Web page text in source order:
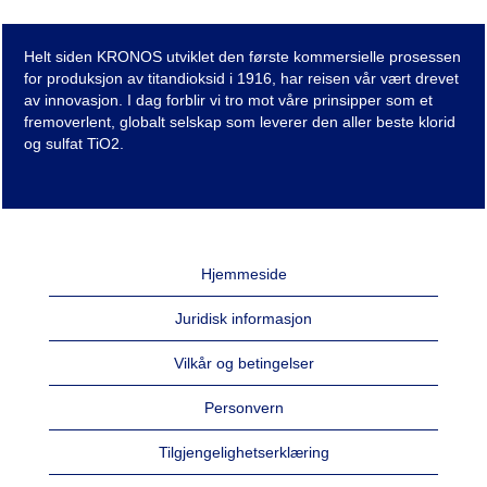
Helt siden KRONOS utviklet den første kommersielle prosessen
for produksjon av titandioksid i 1916, har reisen vår vært drevet
av innovasjon. I dag forblir vi tro mot våre prinsipper som et
fremoverlent, globalt selskap som leverer den aller beste klorid
og sulfat TiO2.
Hjemmeside
Juridisk informasjon
Vilkår og betingelser
Personvern
Tilgjengelighetserklæring